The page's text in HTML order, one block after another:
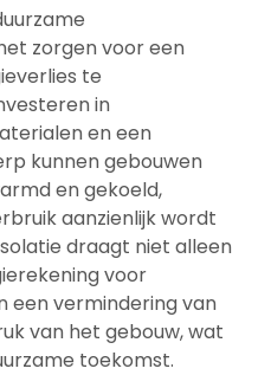
zorgen voor een
te
in
en een
kunnen gebouwen
en gekoeld,
aanzienlijk wordt
draagt niet alleen
voor
een vermindering van
van het gebouw, wat
toekomst.